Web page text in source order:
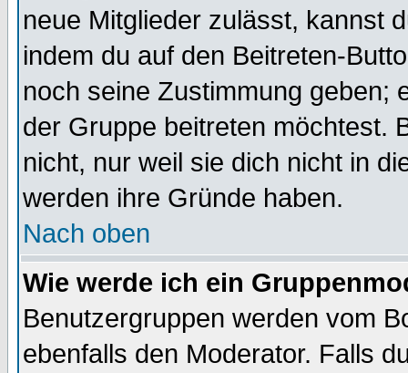
neue Mitglieder zulässt, kannst
indem du auf den Beitreten-
noch seine Zustimmung geben;
der Gruppe beitreten möchtest.
nicht, nur weil sie dich nicht in
werden ihre Gründe haben.
Nach oben
Wie werde ich ein
Benutzergruppen werden vom
ebenfalls den Moderator. Falls